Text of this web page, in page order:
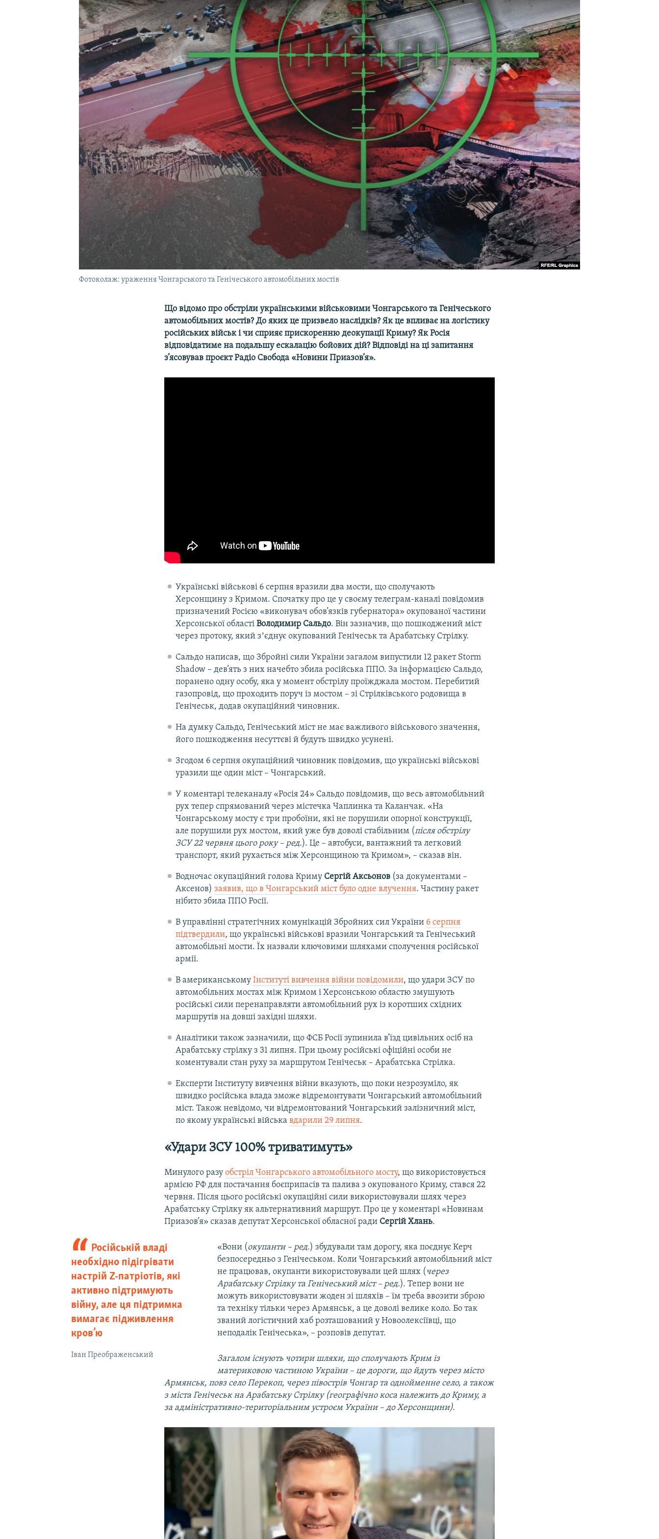
УКРАЇНСЬКА ПРОБЛЕМА КРИМУ
Фотоколаж: ураження Чонгарського та Генічеського автомобільних мостів
Щовідомо про обстріли українськими військовими Чонгарського та Генічеського
автомобільних мостів? До яких це призвело наслідків? Як це впливає на логістику
російських військ і чи сприяє прискоренню деокупації Криму? Як Росія
відповідатиме на подальшу ескалацію бойових дій? Відповіді на ці запитання
з’ясовував проєкт Радіо Свобода «Новини Приазов’я».
Українські військові 6 серпня вразили два мости, що сполучають
Херсонщину з Кримом. Спочатку про це у своєму телеграм-каналі повідомив
призначений Росією «виконувач обов’язків губернатора» окупованої частини
Херсонської області Володимир Сальдо. Він зазначив, що пошкоджений міст
через протоку, який зʼєднує окупований Генічеськ та Арабатську Стрілку.
Сальдо написав, що Збройні сили України загалом випустили 12 ракет Storm
Shadow – дев’ять з них начебто збила російська ППО. За інформацією Сальдо,
поранено одну особу, яка у момент обстрілу проїжджала мостом. Перебитий
газопровід, що проходить поруч із мостом – зі Стрілківського родовища в
Генічеськ, додав окупаційний чиновник.
На думку Сальдо, Генічеський міст не має важливого військового значення,
його пошкодження несуттєві й будуть швидко усунені.
Згодом 6 серпня окупаційний чиновник повідомив, що українські військові
уразили ще один міст – Чонгарський.
У коментарі телеканалу «Росія 24» Сальдо повідомив, що весь автомобільний
рух тепер спрямований через містечка Чаплинка та Каланчак. «На
Чонгарському мосту є три пробоїни, які не порушили опорної конструкції,
але порушили рух мостом, який уже був доволі стабільним (після обстрілу
ЗСУ 22 червня цього року – ред.). Це – автобуси, вантажний та легковий
транспорт, який рухається між Херсонщиною та Кримом», – сказав він.
Водночас окупаційний голова Криму Сергій Аксьонов(за документами –
Аксенов) заявив, що в Чонгарський міст було одне влучення. Частину ракет
нібито збила ППО Росії.
В управлінні стратегічних комунікацій Збройних сил України 6 серпня
підтвердили, що українські військові вразили Чонгарський та Генічеський
автомобільні мости. Їх назвали ключовими шляхами сполучення російської
армії.
В американському Інституті вивчення війни повідомили, що удари ЗСУ по
автомобільних мостах між Кримом і Херсонською областю змушують
російські сили перенаправляти автомобільний рух із коротших східних
маршрутів на довші західні шляхи.
Аналітики також зазначили, що ФСБ Росії зупинила в’їзд цивільних осіб на
Арабатську стрілку з 31 липня. При цьому російські офіційні особи не
коментували стан руху за маршрутом Генічеськ – Арабатська Стрілка.
Експерти Інституту вивчення війни вказують, що поки незрозуміло, як
швидко російська влада зможе відремонтувати Чонгарський автомобільний
міст. Також невідомо, чи відремонтований Чонгарський залізничний міст,
по якому українські війська вдарили 29 липня.
«Удари ЗСУ 100% триватимуть»
Минулого разуобстріл Чонгарського автомобільного мосту, що використовується
армією РФ для постачання боєприпасів та палива з окупованого Криму, стався 22
червня. Після цього російські окупаційні сили використовували шлях через
Арабатську Стрілку як альтернативний маршрут. Про це у коментарі «Новинам
Приазов’я» сказав депутат Херсонської обласної ради Сергій Хлань.
Російській владі
необхідно підігрівати
настрій Z-патріотів, які
активно підтримують
війну, але ця підтримка
вимагає підживлення
кров’ю
Іван Преображенський
«Вони (окупанти – ред.) збудували там дорогу, яка поєднує Керч
безпосередньо з Генічеськом. Коли Чонгарський автомобільний міст
не працював, окупанти використовували цей шлях ( через
Арабатську Стрілку та Генічеський міст – ред.). Тепер вони не
можуть використовувати жоден зі шляхів – їм треба ввозити зброю
та техніку тільки через Армянськ, а це доволі велике коло. Бо так
званий логістичний хаб розташований у Новоолексіївці, що
неподалік Генічеська», – розповів депутат.
Загалом існують чотири шляхи, що сполучають Крим із
материковою частиною України – це дороги, що йдуть через місто
Армянськ, повз село Перекоп, через півострів Чонгар та однойменне село, а також
з міста Генічеськ на Арабатську Стрілку (географічно коса належить до Криму, а
за адміністративно-територіальним устроєм України – до Херсонщини).